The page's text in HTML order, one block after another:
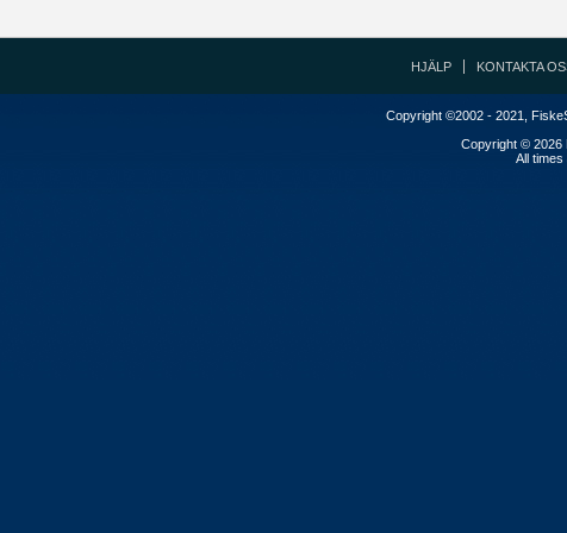
HJÄLP KONTAKTA
Copyright ©2002 - 2021,
Copyright © 2026
All